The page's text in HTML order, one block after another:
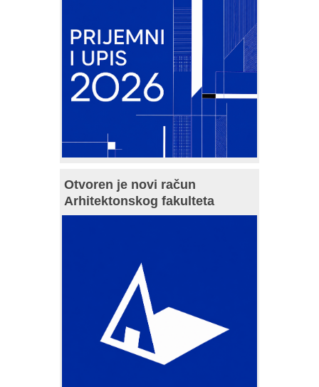
Otvoren je novi račun
Arhitektonskog fakulteta